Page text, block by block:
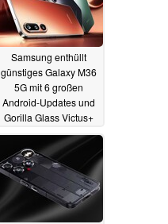
Samsung enthüllt
günstiges Galaxy M36
5G mit 6 großen
Android-Updates und
Gorilla Glass Victus+
30.06.2025